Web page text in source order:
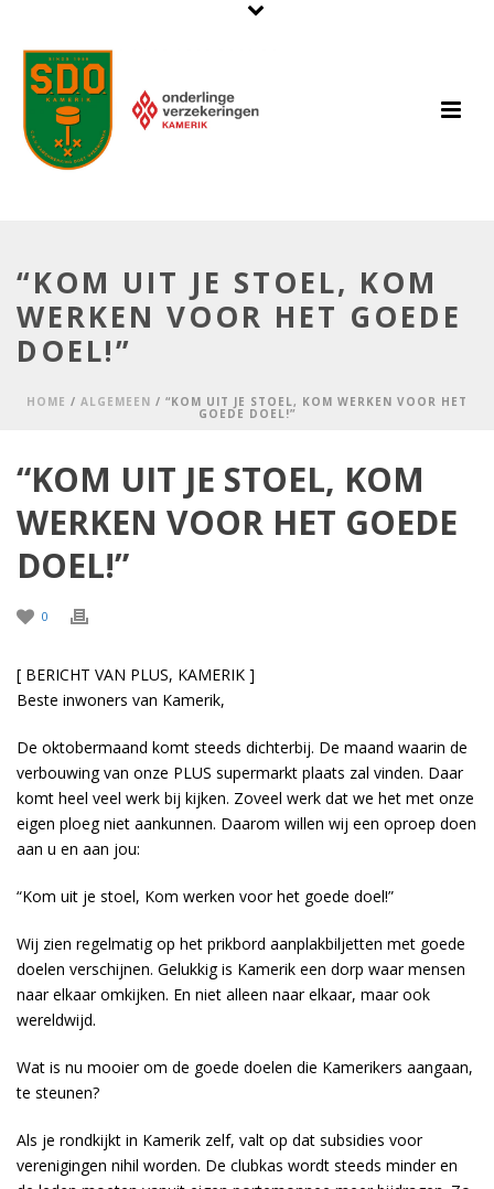
“KOM UIT JE STOEL, KOM
WERKEN VOOR HET GOEDE
DOEL!”
HOME / ALGEMEEN / “KOM UIT JE STOEL, KOM WERKEN VOOR HET
GOEDE DOEL!”
“KOM UIT JE STOEL, KOM
WERKEN VOOR HET GOEDE
DOEL!”
0
[ BERICHT VAN PLUS, KAMERIK ]
Beste inwoners van Kamerik,
De oktobermaand komt steeds dichterbij. De maand waarin de
verbouwing van onze PLUS supermarkt plaats zal vinden. Daar
komt heel veel werk bij kijken. Zoveel werk dat we het met onze
eigen ploeg niet aankunnen. Daarom willen wij een oproep doen
aan u en aan jou:
“Kom uit je stoel, Kom werken voor het goede doel!”
Wij zien regelmatig op het prikbord aanplakbiljetten met goede
doelen verschijnen. Gelukkig is Kamerik een dorp waar mensen
naar elkaar omkijken. En niet alleen naar elkaar, maar ook
wereldwijd.
Wat is nu mooier om de goede doelen die Kamerikers aangaan,
te steunen?
Als je rondkijkt in Kamerik zelf, valt op dat subsidies voor
verenigingen nihil worden. De clubkas wordt steeds minder en